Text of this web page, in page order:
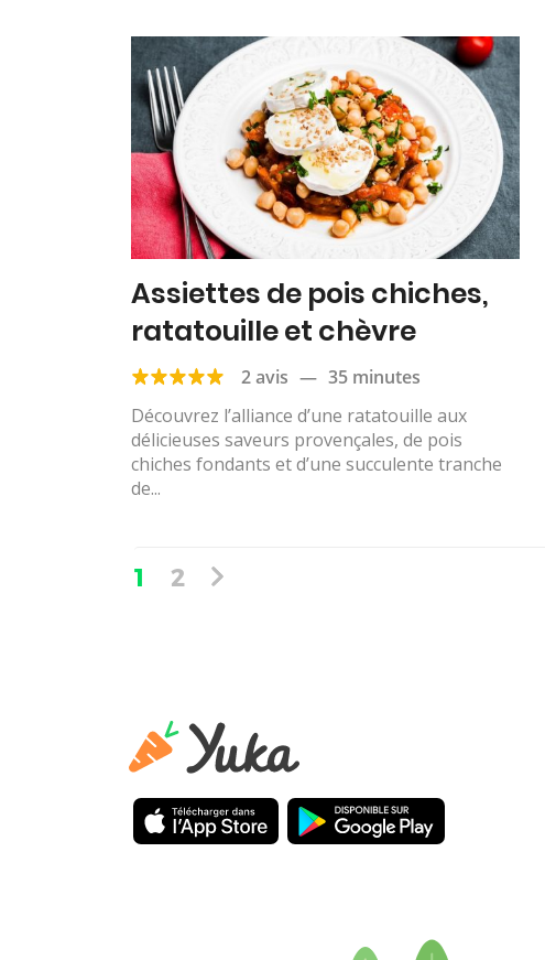
Assiettes de pois chiches,
ratatouille et chèvre
2 avis — 35 minutes
Découvrez l’alliance d’une ratatouille aux
délicieuses saveurs provençales, de pois
chiches fondants et d’une succulente tranche
de...
1 2